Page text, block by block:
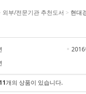
외부/전문기관 추천도서 > 현대
2016
개의 상품이 있습니다.